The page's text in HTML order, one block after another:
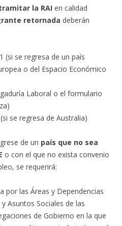
la RAI en calidad
retornada deberán
(si se regresa de un país
o del Espacio Económico
Laboral o el formulario
se regresa de Australia)
de un país que no sea
o con el que no exista convenio
se requerirá:
por las Áreas y Dependencias
Asuntos Sociales de las
de Gobierno en la que